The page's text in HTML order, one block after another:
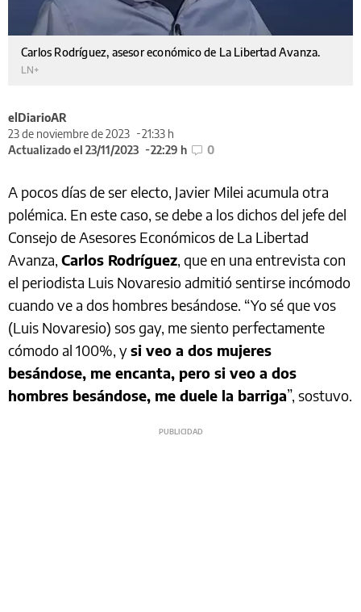
Carlos Rodríguez, asesor económico de La Libertad Avanza.
LN+
elDiarioAR
23 de noviembre de 2023
21:33 h
Actualizado el 23/11/2023
22:29 h 0
A pocos días de ser electo, Javier Milei acumula otra
polémica. En este caso, se debe a los dichos del jefe del
Consejo de Asesores Económicos de La Libertad
Avanza, Carlos Rodríguez, que en una entrevista con
el periodista Luis Novaresio admitió sentirse incómodo
cuando ve a dos hombres besándose. “Yo sé que vos
(Luis Novaresio) sos gay, me siento perfectamente
cómodo al 100%, ysi veo a dos mujeres
besándose, me encanta, pero si veo a dos
hombres besándose, me duele la barriga”, sostuvo.